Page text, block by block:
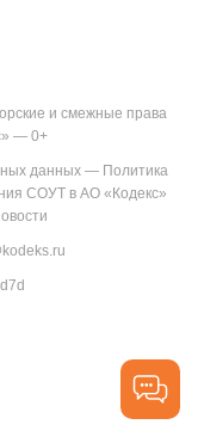
и смежные права
— 0+
данных— Политика
СОУТ в АО «Кодекс»